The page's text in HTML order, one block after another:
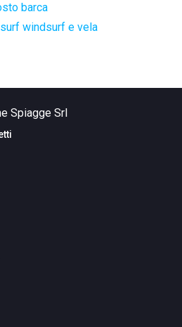
barca
windsurf e vela
Spiagge Srl